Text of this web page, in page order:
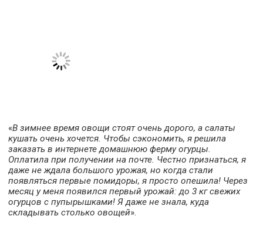
«В зимнее время овощи стоят очень дорого, а салаты
кушать очень хочется. Чтобы сэкономить, я решила
заказать в интернете домашнюю ферму огурцы.
Оплатила при получении на почте. Честно признаться, я
даже не ждала большого урожая, но когда стали
появляться первые помидоры, я просто опешила! Через
месяц у меня появился первый урожай: до 3 кг свежих
огурцов с пупырышками! Я даже не знала, куда
складывать столько овощей».